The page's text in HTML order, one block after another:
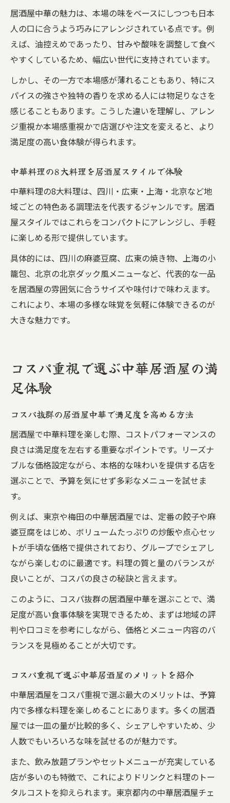
居酒屋中華の魅力は、本場の味をベースにしつつも日本
人の口に合うよう巧みにアレンジされている点です。例
えば、油控えめであったり、甘みや酸味を調整して食べ
やすくしているため、幅広い世代に支持されています。
しかし、その一方で本場感が薄れることもあり、特にス
パイスの強さや独特の香りを求める人には物足りなさを
感じることもあります。こうした違いを理解し、アレン
ジ重視か本場感重視かで店選びや注文を変えると、より
満足度の高い食体験が得られます。
中華料理の8大料理を居酒屋スタイルで体験
中華料理の8大料理は、四川・広東・上海・北京など地
域ごとの特色ある調理法を代表するジャンルです。居酒
屋スタイルではこれらをコンパクトにアレンジし、手軽
に楽しめる形で提供しています。
具体的には、四川の麻婆豆腐、広東の焼き物、上海の小
籠包、北京の北京ダック風メニューなど、代表的な一品
を居酒屋の雰囲気に合うサイズや味付けで味わえます。
これにより、本場の多様な味覚を気軽に体験できるのが
大きな魅力です。
コスパ重視で選ぶ中華居酒屋の満
足体験
コスパ抜群の居酒屋中華で満足度を高める方法
居酒屋で中華料理を楽しむ際、コストパフォーマンスの
良さは満足度を左右する重要なポイントです。リーズナ
ブルな価格設定ながら、本格的な味わいを提供する店を
選ぶことで、予算を気にせず多彩なメニューを試せま
す。
例えば、東京や梅田の中華居酒屋では、定番の餃子や麻
婆豆腐をはじめ、ボリュームたっぷりの炒飯や点心セッ
トが手頃な価格で提供されており、グループでシェアし
ながら楽しむのに最適です。料理の質と量のバランスが
良いことが、コスパの良さの秘訣と言えます。
このように、コスパ抜群の居酒屋中華を選ぶことで、満
足度が高い食事体験を実現できるため、まずは地域の評
判や口コミを参考にしながら、価格とメニュー内容のバ
ランスを見極めることが大切です。
コスパ重視で選ぶ中華居酒屋のメリットを紹介
中華居酒屋をコスパ重視で選ぶ最大のメリットは、予算
内で多様な料理を楽しめることにあります。多くの居酒
屋では一皿の量が比較的多く、シェアしやすいため、少
人数でもいろいろな味を試せるのが魅力です。
また、飲み放題プランやセットメニューが充実している
店が多いのも特徴で、これによりドリンクと料理のトー
タルコストを抑えられます。東京都内の中華居酒屋チェ